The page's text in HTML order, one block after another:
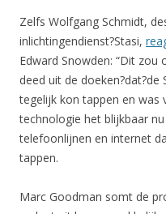
Zelfs Wolfgang Schmidt,
inlichtingendienst?Stasi,
Edward Snowden: “Dit zou
deed uit de
tegelijk kon tappen en was
technologie het blijkbaar
telefoonlijnen en internet
tappen.
Marc Goodman somt de